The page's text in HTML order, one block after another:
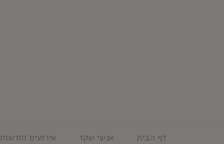
דף הבית אנשי שקד אירועים וחדשות